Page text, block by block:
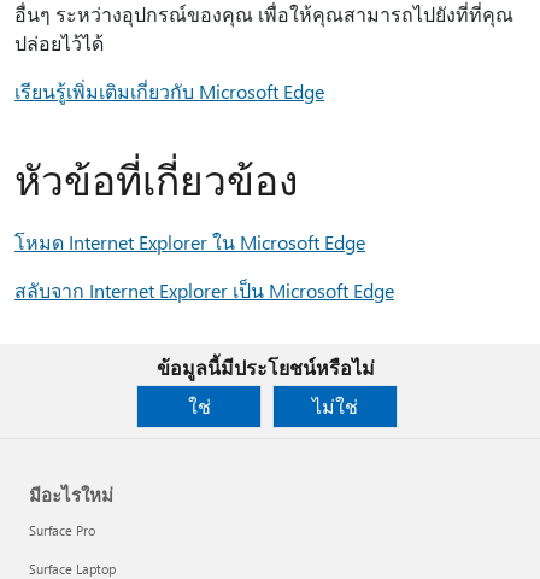
อื่นๆ ระหว่างอุปกรณ์ของคุณ เพื่อให้คุณสามารถไปยังที่ที่คุณ
ปล่อยไว้ได้
เรียนรู้เพิ่มเติมเกี่ยวกับ Microsoft Edge
หัวข้อที่เกี่ยวข้อง
โหมด Internet Explorer ใน Microsoft Edge
สลับจาก Internet Explorer เป็น Microsoft Edge
ข้อมูลนี้มีประโยชน์หรือไม่
ใช่
ไม่ใช่
มีอะไรใหม่
Surface Pro
Surface Laptop